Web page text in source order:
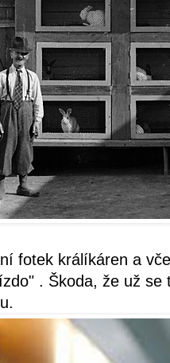
fotek králíkáren a
. Škoda, že už se